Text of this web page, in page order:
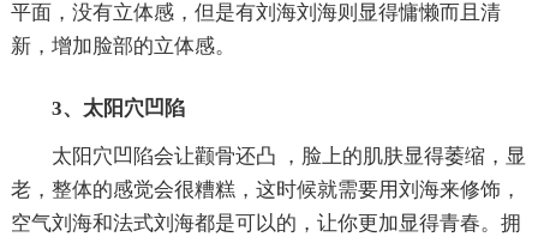
平面，没有立体感，但是有刘海刘海则显得慵懒而且清
新，增加脸部的立体感。
3、太阳穴凹陷
太阳穴凹陷会让颧骨还凸 ，脸上的肌肤显得萎缩，显
老，整体的感觉会很糟糕，这时候就需要用刘海来修饰，
空气刘海和法式刘海都是可以的，让你更加显得青春。拥